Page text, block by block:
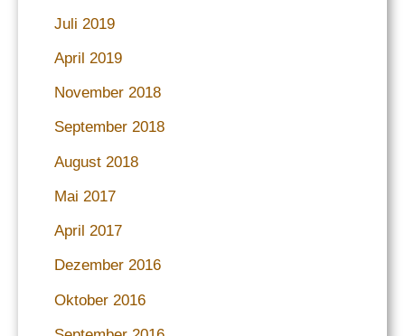
Juli 2019
April 2019
November 2018
September 2018
August 2018
Mai 2017
April 2017
Dezember 2016
Oktober 2016